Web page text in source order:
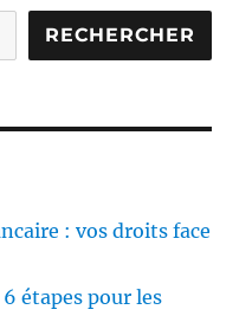
RECHERCHER
: vos droits face
étapes pour les